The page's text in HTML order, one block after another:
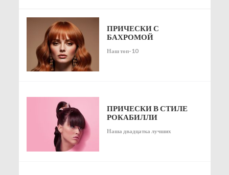
ПРИЧЕСКИ С
БАХРОМОЙ
Наш топ-10
ПРИЧЕСКИ В СТИЛЕ
РОКАБИЛЛИ
Наша двадцатка лучших